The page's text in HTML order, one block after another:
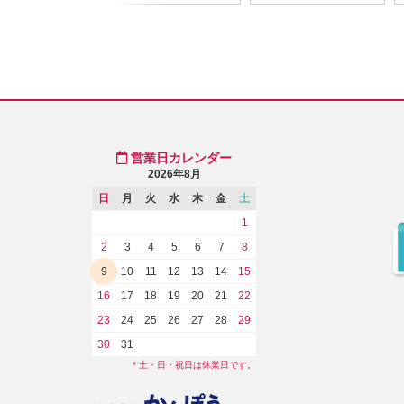
営業日カレンダー
2026年8月
日
月 火 水 木 金
土
1
2
3 4 5 6 7
8
9
10 11 12 13 14
15
16
17 18 19 20 21
22
23
24 25 26 27 28
29
30
31
* 土・日・祝日は休業日です。